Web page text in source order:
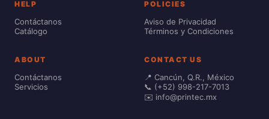
HELP
Contáctanos
Catálogo
POLICIES
Aviso de Privacidad
Términos y Condiciones
ABOUT
Contáctanos
Servicios
CONTACT US
📍 Cancún, Q.R., México
📞 (+52) 998-217-7013
✉️ info@printec.mx